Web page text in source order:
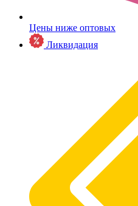
Цены ниже оптовых
Ликвидация